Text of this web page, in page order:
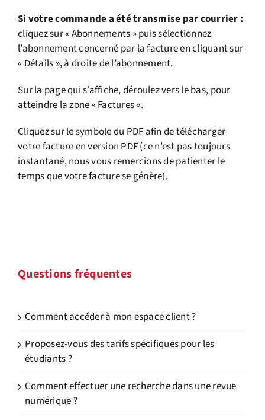
Si votre commande a été transmise par courrier :
cliquez sur « Abonnements » puis sélectionnez
l’abonnement concerné par la facture en cliquant sur
« Détails », à droite de l’abonnement.
Sur la page qui s’affiche, déroulez vers le bas,pour
atteindre la zone « Factures ».
Cliquez sur le symbole du PDF afin de télécharger
votre facture en version PDF (ce n’est pas toujours
instantané, nous vous remercions de patienter le
temps que votre facture se génère).
Questions fréquentes
Comment accéder à mon espace client ?
Proposez-vous des tarifs spécifiques pour les
étudiants ?
Comment effectuer une recherche dans une revue
numérique ?